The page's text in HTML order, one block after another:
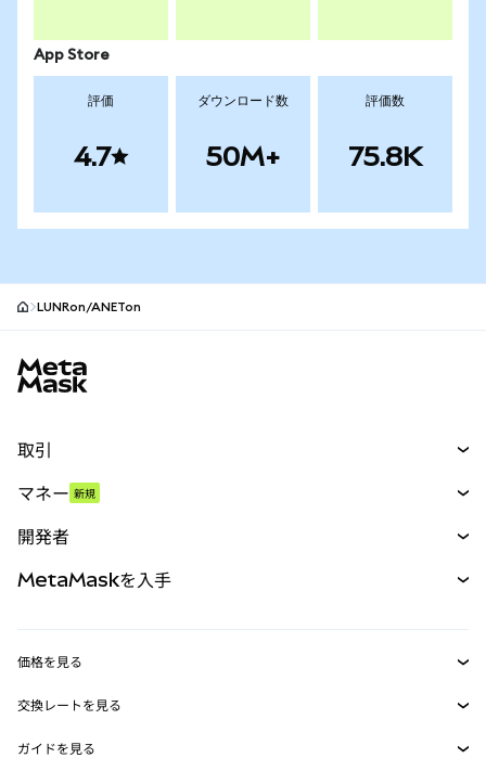
App Store
評価
4.7
ダウンロード数
50M+
評価数
75.8K
LUNRon/ANETon
取引
パーペチュアル
RWA
マネー 新規
開発者
MetaMask Connect
Snaps
MetaMaskを入手
価格を見る
イーサリアムの価格
Solanaの価格
交換レートを見る
ガイドを見る